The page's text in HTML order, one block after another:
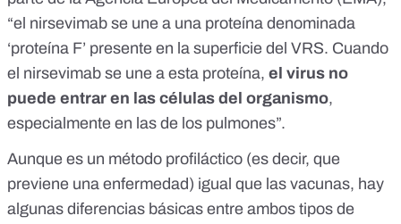
“el nirsevimab se une a una proteína denominada
‘proteína F’ presente en la superficie del VRS. Cuando
el nirsevimab se une a esta proteína, el virus no
puede entrar en las células del organismo,
especialmente en las de los pulmones”.
Aunque es un método profiláctico (es decir, que
previene una enfermedad) igual que las vacunas, hay
algunas diferencias básicas entre ambos tipos de